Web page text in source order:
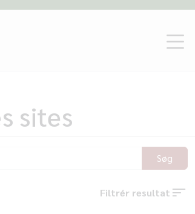
sites
Søg
Filtrér resultat